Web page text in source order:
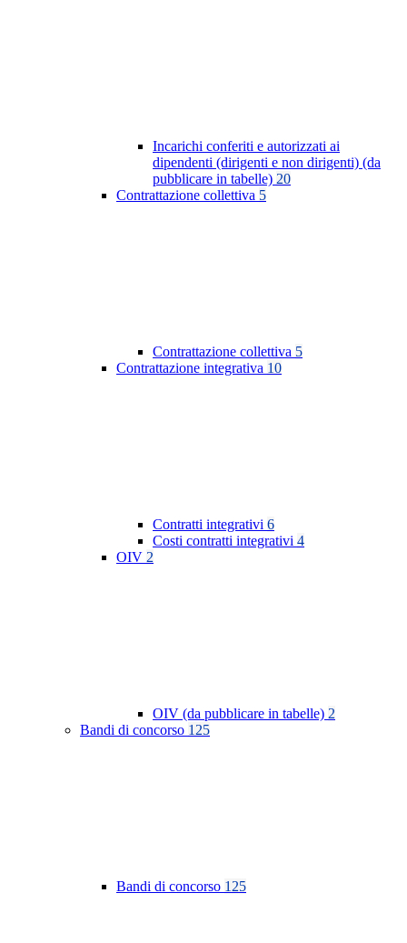
Incarichi conferiti e autorizzati ai
dipendenti (dirigenti e non dirigenti) (da
pubblicare in tabelle) 20
Contrattazione collettiva 5
Contrattazione collettiva 5
Contrattazione integrativa 10
Contratti integrativi 6
Costi contratti integrativi 4
OIV 2
OIV (da pubblicare in tabelle) 2
Bandi di concorso 125
Bandi di concorso 125